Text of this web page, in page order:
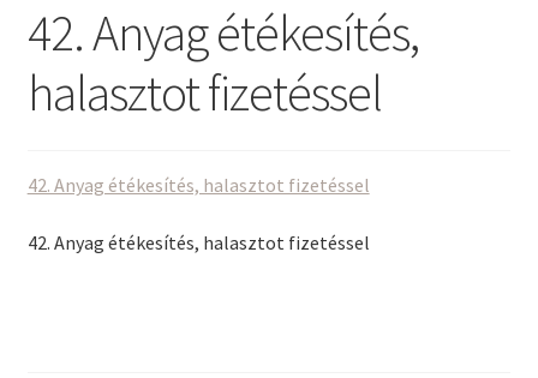
Tudástár
42. Anyag étékesítés,
halasztot fizetéssel
42. Anyag étékesítés, halasztot fizetéssel
42. Anyag étékesítés, halasztot fizetéssel